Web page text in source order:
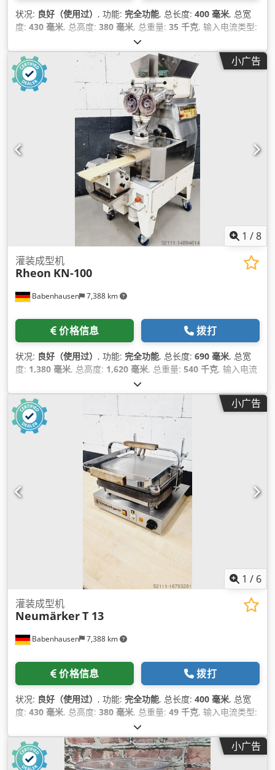
状况: 良好（使用过） , 功能: 完全功能, 总长度: 400 毫米, 总宽
度: 430 毫米, 总高度: 380 毫米, 总重量: 35 千克, 输入电流类型:
, 保修期限:
2024, 产品长度（最大）:75 毫米, 功率:3.2 千瓦 (4.35 马力),
产品长度（最小）:
75 毫米 , 作业宽度:430 毫米, DGUV 认证至:
08/2027
小广告
1 /8
Babenhausen 7,388 km
灌装成型机
Rheon KN-100
价格信息 拨打
状况: 良好（使用过） , 功能: 完全功能, 总长度: 690 毫米, 总宽
度: 1,380 毫米, 总高度: 1,620 毫米, 总重量: 540 千克, 输入电流
, 功率:
径:380 毫米, DGUV 认证至:08/2027, 环境温度（最大）:40
°C, 小广告
1 / 6
Babenhausen 7,388 km
灌装成型机
NeumärkerT 13
价格信息 拨打
状况: 良好（使用过） , 功能: 完全功能, 总长度: 400 毫米, 总宽
度: 430 毫米, 总高度: 380 毫米, 总重量: 49 千克, 输入电流类型:
, 最后一次大修年份:
大）:75 毫米, 功率:3 千瓦 (4.08 马力), 产品长度（最小）:75
毫米, 作业宽度:400 毫米, DGUV 认证至:07/2027, 环境温度
（最小）:
20 °C, 环境温度（最大）:40 °C,
小广告